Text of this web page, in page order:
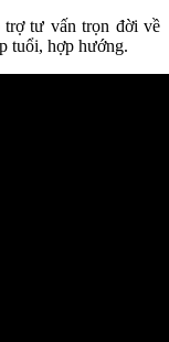
trợ tư vấn trọn đời về
tuổi, hợp hướng.